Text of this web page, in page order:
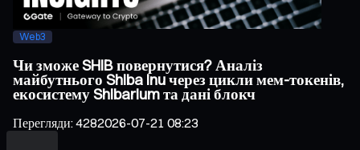
Web3
Чи зможе SHIB повернутися? Аналіз
майбутнього Shiba Inu через цикли мем-токенів,
екосистему Shibarium та дані блокч
Перегляди:4282026-07-21 08:23